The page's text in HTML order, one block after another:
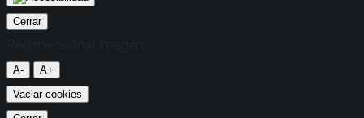
Cerrar
A-
A+
Vaciar cookies